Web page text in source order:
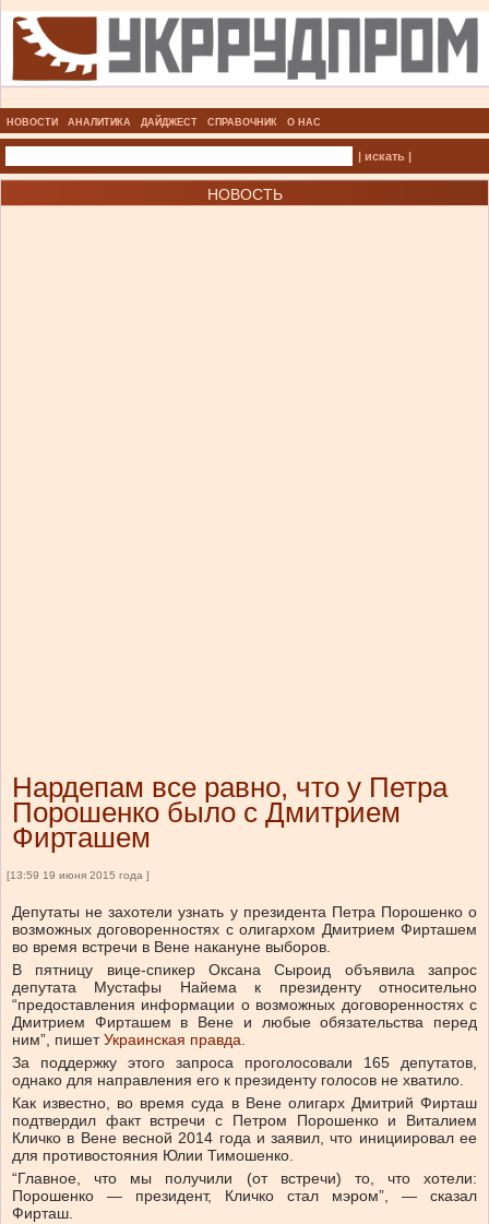
НОВОСТИ АНАЛИТИКА ДАЙДЖЕСТ СПРАВОЧНИК О НАС
| искать |
НОВОСТЬ
Нардепам все равно, что у Петра
Порошенко было с Дмитрием
Фирташем
[13:59 19 июня 2015 года ]
Депутаты не захотели узнать у президента Петра Порошенко о
возможных договоренностях с олигархом Дмитрием Фирташем
во время встречи в Вене накануне выборов.
В пятницу вице-спикер Оксана Сыроид объявила запрос
депутата Мустафы Найема к президенту относительно
“предоставления информации о возможных договоренностях с
Дмитрием Фирташем в Вене и любые обязательства перед
ним”, пишетУкраинская правда.
За поддержку этого запроса проголосовали 165 депутатов,
однако для направления его к президенту голосов не хватило.
Как известно, во время суда в Вене олигарх Дмитрий Фирташ
подтвердил факт встречи с Петром Порошенко и Виталием
Кличко в Вене весной 2014 года и заявил, что инициировал ее
для противостояния Юлии Тимошенко.
“Главное, что мы получили (от встречи) то, что хотели:
Порошенко — президент, Кличко стал мэром”, — сказал
Фирташ.